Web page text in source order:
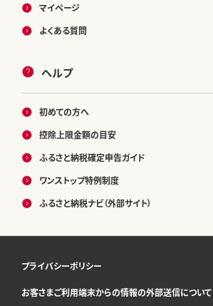
マイページ
よくある質問
ヘルプ
初めての方へ
控除上限金額の目安
ふるさと納税確定申告ガイド
ワンストップ特例制度
ふるさと納税ナビ（外部サイト）
プライバシーポリシー
お客さまご利用端末からの情報の外部送信について